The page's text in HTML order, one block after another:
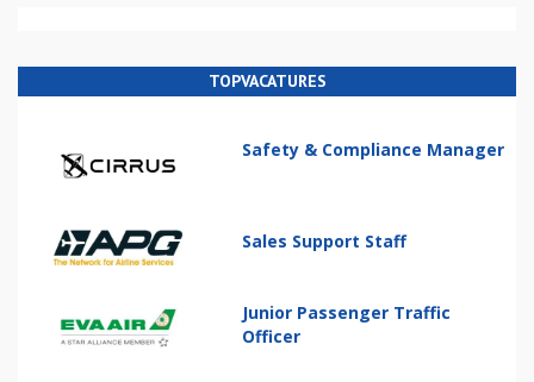
TOPVACATURES
Safety & Compliance Manager
Sales Support Staff
Junior Passenger Traffic
Officer